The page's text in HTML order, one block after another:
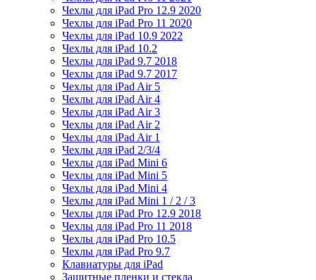
Чехлы для iPad Pro 12.9 2020
Чехлы для iPad Pro 11 2020
Чехлы для iPad 10.9 2022
Чехлы для iPad 10.2
Чехлы для iPad 9.7 2018
Чехлы для iPad 9.7 2017
Чехлы для iPad Air 5
Чехлы для iPad Air 4
Чехлы для iPad Air 3
Чехлы для iPad Air 2
Чехлы для iPad Air 1
Чехлы для iPad 2/3/4
Чехлы для iPad Mini 6
Чехлы для iPad Mini 5
Чехлы для iPad Mini 4
Чехлы для iPad Mini 1 / 2 / 3
Чехлы для iPad Pro 12.9 2018
Чехлы для iPad Pro 11 2018
Чехлы для iPad Pro 10.5
Чехлы для iPad Pro 9.7
Клавиатуры для iPad
Защитные пленки и стекла